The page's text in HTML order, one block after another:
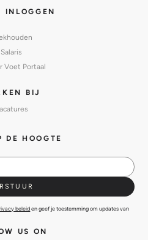
INLOGGEN
Salaris
Voet Portaal
BIJ
DE HOOGTE
beleiden geef je toestemming om updates van
US ON